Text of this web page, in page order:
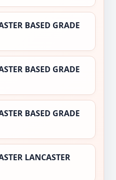
BASED GRADE
BASED GRADE
BASED GRADE
LANCASTER